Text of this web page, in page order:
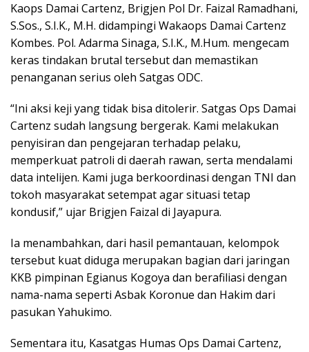
Kaops Damai Cartenz, Brigjen Pol Dr. Faizal Ramadhani,
S.Sos., S.I.K., M.H. didampingi Wakaops Damai Cartenz
Kombes. Pol. Adarma Sinaga, S.I.K., M.Hum. mengecam
keras tindakan brutal tersebut dan memastikan
penanganan serius oleh Satgas ODC.
“Ini aksi keji yang tidak bisa ditolerir. Satgas Ops Damai
Cartenz sudah langsung bergerak. Kami melakukan
penyisiran dan pengejaran terhadap pelaku,
memperkuat patroli di daerah rawan, serta mendalami
data intelijen. Kami juga berkoordinasi dengan TNI dan
tokoh masyarakat setempat agar situasi tetap
kondusif,” ujar Brigjen Faizal di Jayapura.
Ia menambahkan, dari hasil pemantauan, kelompok
tersebut kuat diduga merupakan bagian dari jaringan
KKB pimpinan Egianus Kogoya dan berafiliasi dengan
nama-nama seperti Asbak Koronue dan Hakim dari
pasukan Yahukimo.
Sementara itu, Kasatgas Humas Ops Damai Cartenz,